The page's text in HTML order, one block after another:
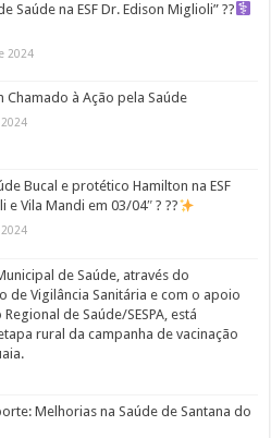
Saúde na ESF Dr. Edison Miglioli” ??‍
2024
Chamado à Ação pela Saúde
Bucal e protético Hamilton na ESF
e Vila Mandi em 03/04″ ? ??
de Saúde, através do
de Vigilância Sanitária e com o apoio
de Saúde/SESPA, está
rural da campanha de vacinação
Melhorias na Saúde de Santana do